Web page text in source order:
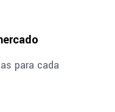
para cada